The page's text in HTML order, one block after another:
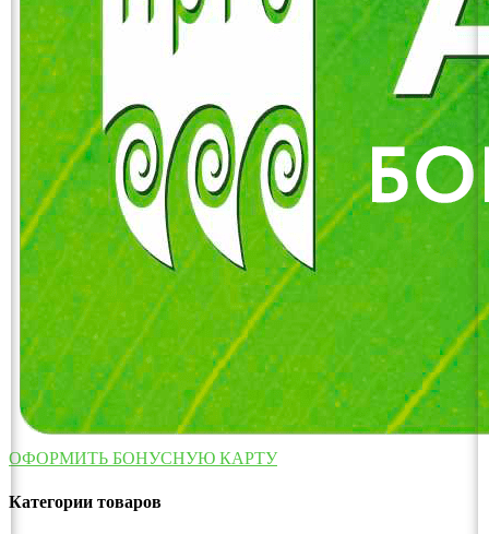
ОФОРМИТЬ БОНУСНУЮ КАРТУ
Категории товаров